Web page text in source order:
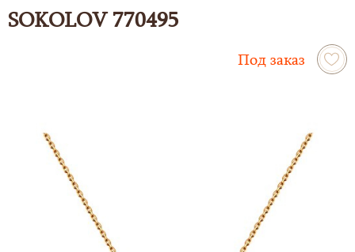
SOKOLOV 770495
Под заказ